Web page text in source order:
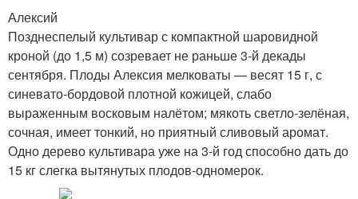
Алексий
Позднеспелый культивар с компактной шаровидной
кроной (до 1,5 м) созревает не раньше 3-й декады
сентября. Плоды Алексия мелковаты — весят 15 г, с
синевато-бордовой плотной кожицей, слабо
выраженным восковым налётом; мякоть светло-зелёная,
сочная, имеет тонкий, но приятный сливовый аромат.
Одно дерево культивара уже на 3-й год способно дать до
15 кг слегка вытянутых плодов-одномерок.